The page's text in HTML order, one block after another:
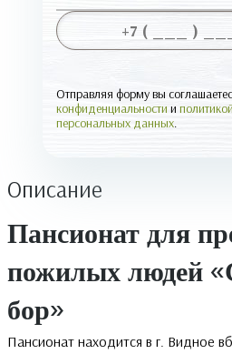
Отправляя форму вы
конфиденциальности и
персональных данных.
Описание
Пансионат для
пожилых людей
бор»
Пансионат находится в г. Видное